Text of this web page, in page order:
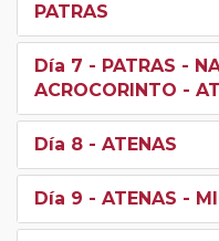
PATRAS
Día 7 - PATRAS -
ACROCORINTO -
Día 8 - ATENAS
Día 9 - ATENAS -